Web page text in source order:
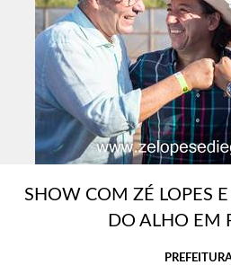
SHOW COM ZÉ LOPES
DO ALHO EM